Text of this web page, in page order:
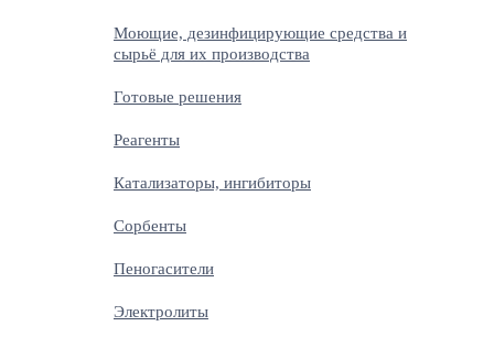
Моющие, дезинфицирующие средства и
сырьё для их производства
Готовые решения
Реагенты
Катализаторы, ингибиторы
Сорбенты
Пеногасители
Электролиты